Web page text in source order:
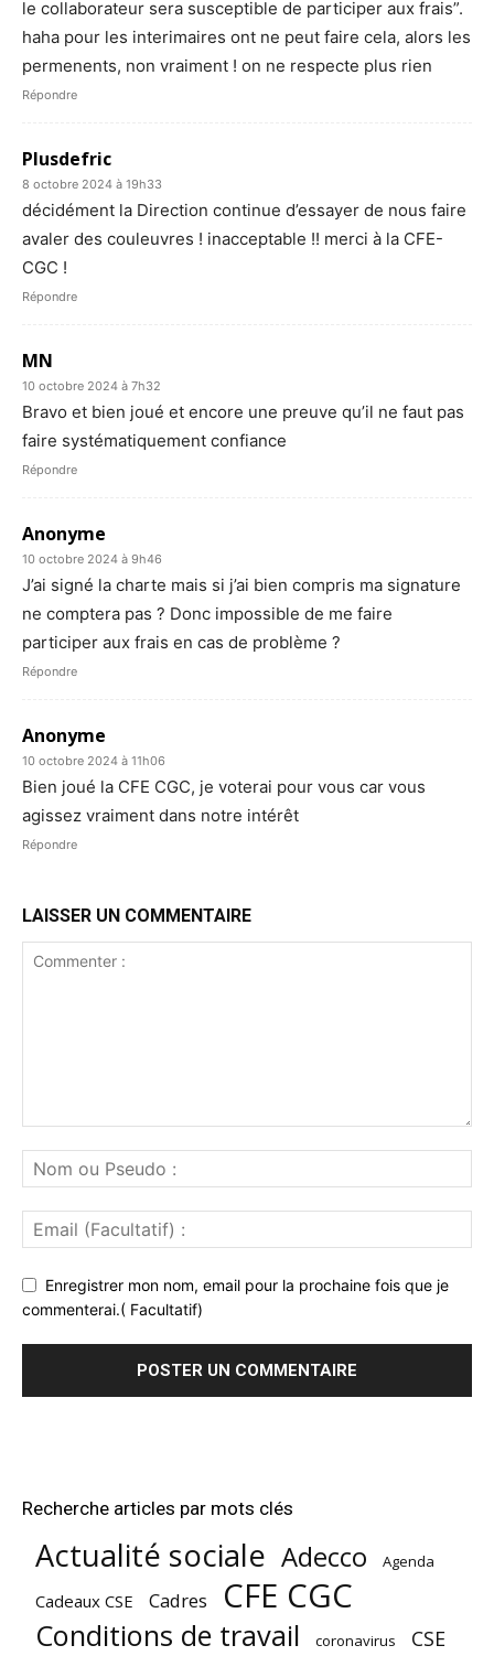
le collaborateur sera susceptible de participer aux frais”.
haha pour les interimaires ont ne peut faire cela, alors les
permenents, non vraiment ! on ne respecte plus rien
Répondre
Plusdefric
8 octobre 2024 à 19h33
décidément la Direction continue d’essayer de nous faire
avaler des couleuvres ! inacceptable !! merci à la CFE-
CGC !
Répondre
MN
10 octobre 2024 à 7h32
Bravo et bien joué et encore une preuve qu’il ne faut pas
faire systématiquement confiance
Répondre
Anonyme
10 octobre 2024 à 9h46
J’ai signé la charte mais si j’ai bien compris ma signature
ne comptera pas ? Donc impossible de me faire
participer aux frais en cas de problème ?
Répondre
Anonyme
10 octobre 2024 à 11h06
Bien joué la CFE CGC, je voterai pour vous car vous
agissez vraiment dans notre intérêt
Répondre
LAISSER UN COMMENTAIRE
Enregistrer mon nom, email pour la prochaine fois que je
commenterai.( Facultatif)
Recherche articles par mots clés
Actualité sociale Adecco Agenda
Cadeaux CSE Cadres CFE CGC
Conditions de travail coronavirus CSE